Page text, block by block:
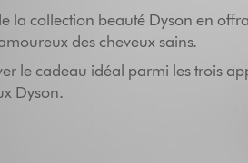
la collection beauté Dyson en
des cheveux sains.
le cadeau idéal parmi les trois
Dyson.